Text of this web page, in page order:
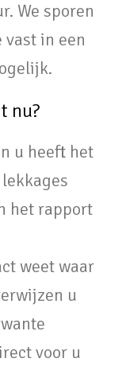
We sporen
vast in een
nu?
u heeft het
het rapport
weet waar
u
voor u